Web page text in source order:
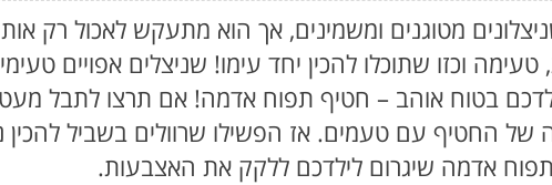
מטוגנים ומשמינים, אך הוא מתעקש לאכול רק
וכזו שתוכלו להכין יחד עימו! שניצלים אפויים
בטוח אוהב – חטיף תפוח אדמה! אם תרצו לתבל
של החטיף עם טעמים. אז הפשילו שרוולים בשביל להכין
אדמה שיגרום לילדכם ללקק את האצבעות.